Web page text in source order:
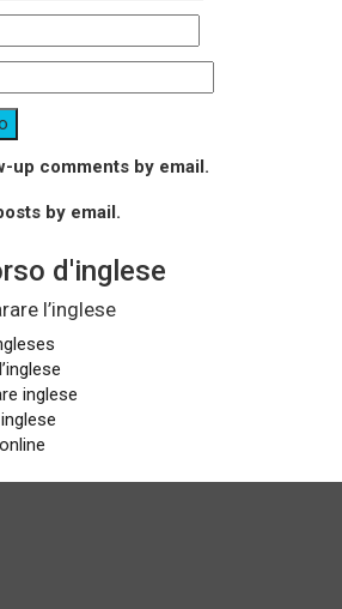
up comments by email.
by email.
d'inglese
l’inglese
inglese